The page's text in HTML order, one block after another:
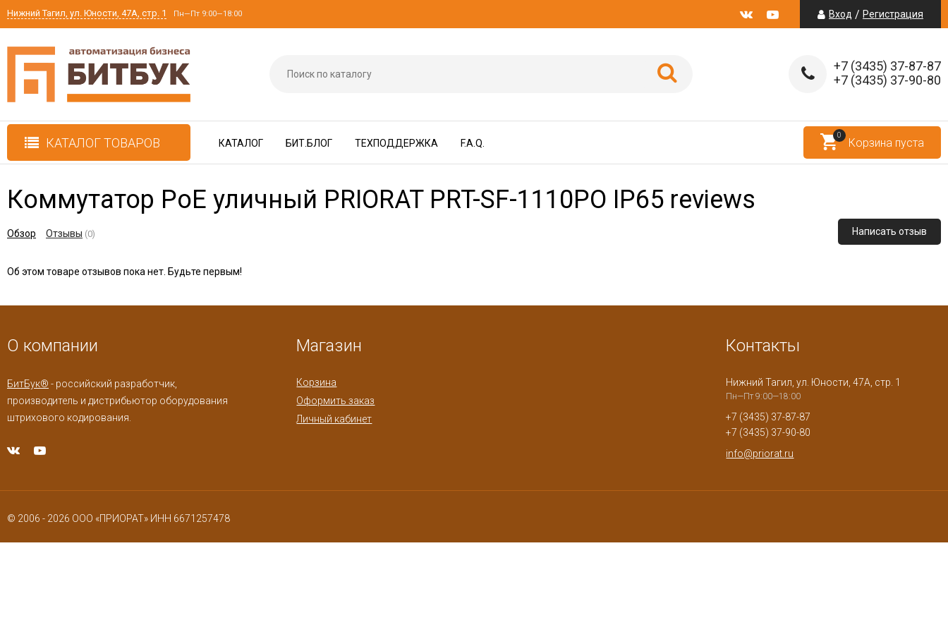
Нижний Тагил, ул. Юности, 47А, стр. 1 Пн—Пт 9:00—18:00 Вход / Регистрация
+7 (3435) 37-87-87
+7 (3435) 37-90-80
КАТАЛОГ ТОВАРОВ Корзина пуста
0
КАТАЛОГ БИТ.БЛОГ ТЕХПОДДЕРЖКА F.A.Q.
Коммутатор PoE уличный PRIORAT PRT-SF-1110PO IP65 reviews
Обзор Отзывы (0) Написать отзыв
Об этом товаре отзывов пока нет. Будьте первым!
О компании
БитБук® - российский разработчик,
производитель и дистрибьютор оборудования
штрихового кодирования.
Магазин
Корзина
Оформить заказ
Личный кабинет
Контакты
Нижний Тагил, ул. Юности, 47А, стр. 1
Пн—Пт 9:00—18:00
+7 (3435) 37-87-87
+7 (3435) 37-90-80
info@priorat.ru
© 2006 - 2026 ООО «ПРИОРАТ» ИНН 6671257478